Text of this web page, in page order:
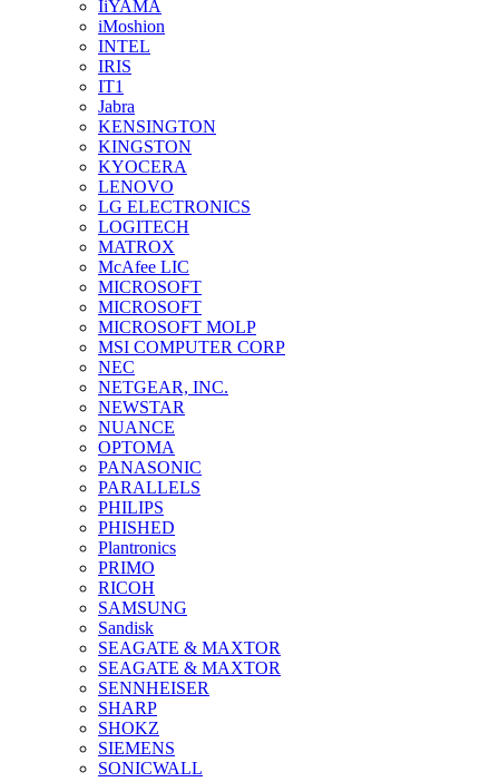
IiYAMA
iMoshion
INTEL
IRIS
IT1
Jabra
KENSINGTON
KINGSTON
KYOCERA
LENOVO
LG ELECTRONICS
LOGITECH
MATROX
McAfee LIC
MICROSOFT
MICROSOFT
MICROSOFT MOLP
MSI COMPUTER CORP
NEC
NETGEAR, INC.
NEWSTAR
NUANCE
OPTOMA
PANASONIC
PARALLELS
PHILIPS
PHISHED
Plantronics
PRIMO
RICOH
SAMSUNG
Sandisk
SEAGATE & MAXTOR
SEAGATE & MAXTOR
SENNHEISER
SHARP
SHOKZ
SIEMENS
SONICWALL